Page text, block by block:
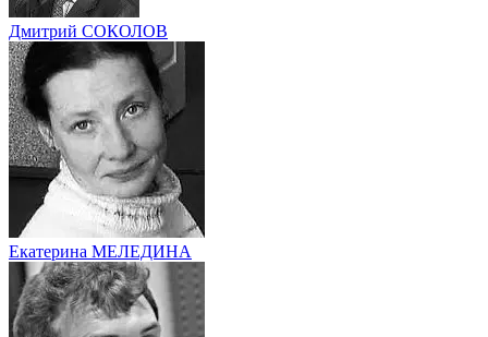
Дмитрий СОКОЛОВ
Екатерина МЕЛЕДИНА